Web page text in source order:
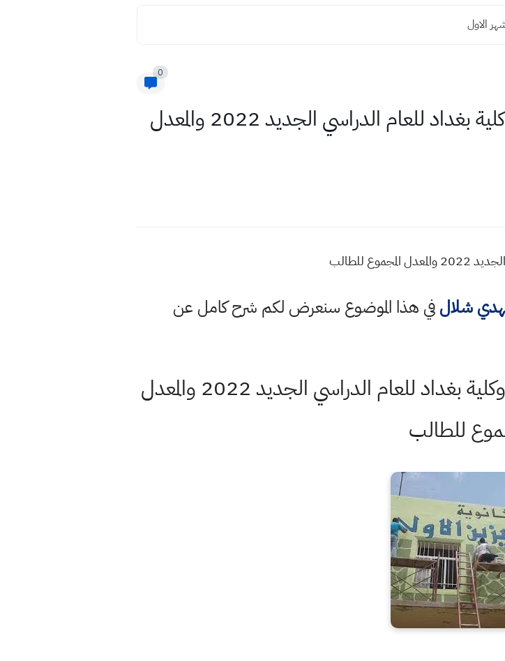
الاول
0
موعد التقديم لاختبار مدراس المتميزين وكلية بغداد للعام الدراسي الجديد 2022 والمعدل
للطالب
شلالفي هذا الموضوع سنعرض لكم شرح كامل عن
موعد التقديم لاختبار مدراس المتميزين وكلية بغداد للعام الدراسي الجديد 2022 والمعدل
للطالب